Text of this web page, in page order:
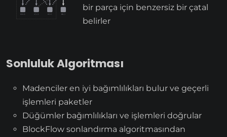
bir parça için benzersiz bir çatal
belirler
Sonluluk Algoritması
Madenciler en iyi bağımlılıkları bulur ve geçerli
işlemleri paketler
Düğümler bağımlılıkları ve işlemleri doğrular
BlockFlow sonlandırma algoritmasından